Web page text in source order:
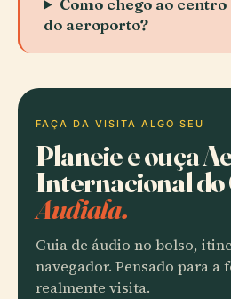
Como chego ao
do aeroporto?
FAÇA DA VISITA ALGO SEU
Planeie e ouça
Internacional do
Audiala.
Guia de áudio no bolso,
navegador. Pensado para a
realmente visita.